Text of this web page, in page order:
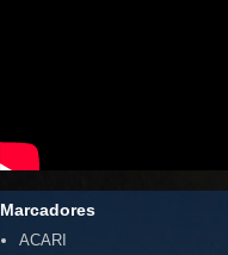
Marcadores
ACARI